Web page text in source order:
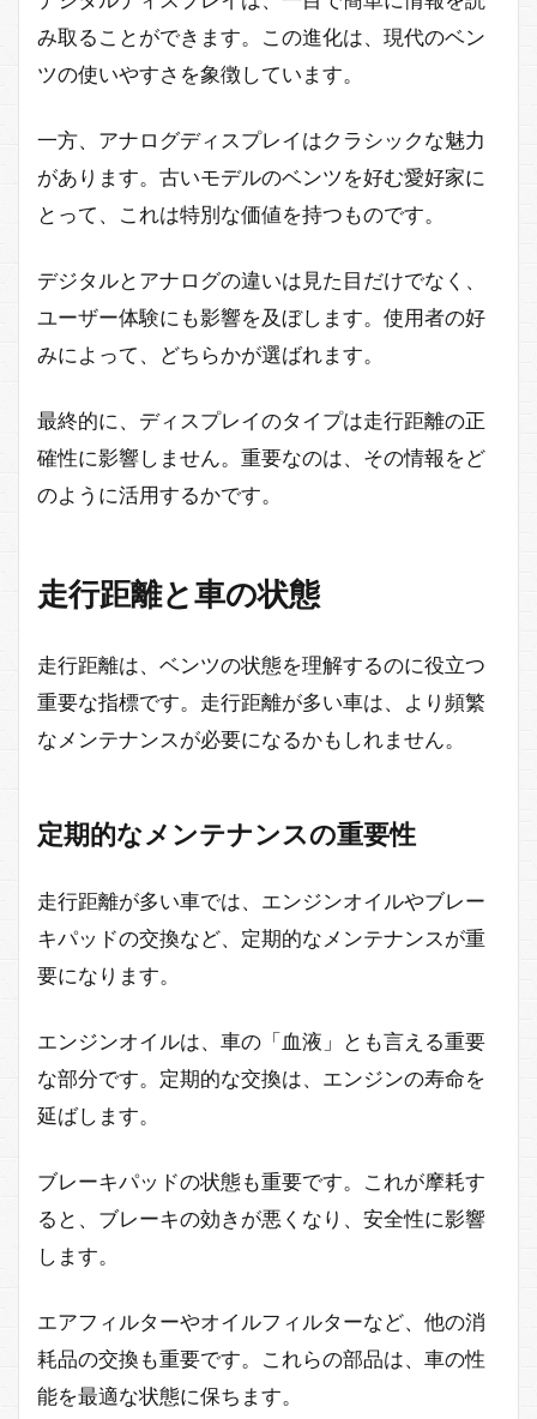
み取ることができます。この進化は、現代のベン
ツの使いやすさを象徴しています。
一方、アナログディスプレイはクラシックな魅力
があります。古いモデルのベンツを好む愛好家に
とって、これは特別な価値を持つものです。
デジタルとアナログの違いは見た目だけでなく、
ユーザー体験にも影響を及ぼします。使用者の好
みによって、どちらかが選ばれます。
最終的に、ディスプレイのタイプは走行距離の正
確性に影響しません。重要なのは、その情報をど
のように活用するかです。
走行距離と車の状態
走行距離は、ベンツの状態を理解するのに役立つ
重要な指標です。走行距離が多い車は、より頻繁
なメンテナンスが必要になるかもしれません。
定期的なメンテナンスの重要性
走行距離が多い車では、エンジンオイルやブレー
キパッドの交換など、定期的なメンテナンスが重
要になります。
エンジンオイルは、車の「血液」とも言える重要
な部分です。定期的な交換は、エンジンの寿命を
延ばします。
ブレーキパッドの状態も重要です。これが摩耗す
ると、ブレーキの効きが悪くなり、安全性に影響
します。
エアフィルターやオイルフィルターなど、他の消
耗品の交換も重要です。これらの部品は、車の性
能を最適な状態に保ちます。